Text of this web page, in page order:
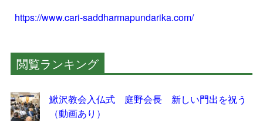
https://www.cari-saddharmapundarika.com/
閲覧ランキング
鰍沢教会入仏式 庭野会長 新しい門出を祝う
（動画あり）